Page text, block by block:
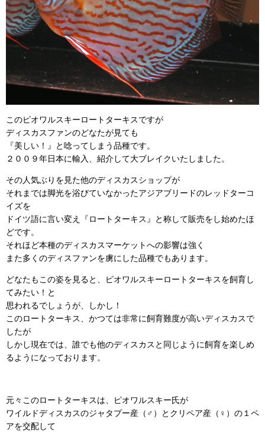
このピオワルスキーロートターキスですが
ディスカスファンのどなたが見ても
『美しい！』と唸ってしまう品種です。
２００９年日本に輸入、紹介して大ブレイクいたしました。
その人気ぶりを見た他のディスカスショップが
それまでは脚光を浴びていなかったアジアブリードのレッドターコ
イズを
ドイツ語に言い変え『ロートターキス』と称して販売をし始めたほ
どです。
それほど本種のディスカスマーケットへの影響は強く
また多くのディスファンを虜にした品種でもあります。
どなたもこの姿を見ると、ピオワルスキーロートターキスを飼育し
てみたい！と
思われるでしょうが、しかし！
このロートターキス、かつては非常に飼育難度が高いディスカスで
したが
しかし現在では、誰でも他のディスカスと同じように飼育を楽しめ
るようになっております。
元々このロートターキスは、ピオワルスキー氏が
ワイルドディスカスのジャタプー産（♂）とクリペア産（♀）の１ペ
アを交配して